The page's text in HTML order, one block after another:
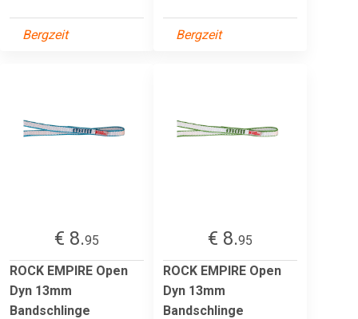
Bergzeit Bergzeit
€ 8.95
ROCK EMPIRE Open
Dyn 13mm
Bandschlinge
€ 8.95
ROCK EMPIRE Open
Dyn 13mm
Bandschlinge